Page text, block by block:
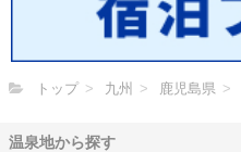
トップ 九州 鹿児島県
温泉地から探す